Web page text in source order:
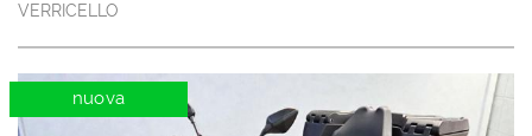
VERRICELLO
nuova